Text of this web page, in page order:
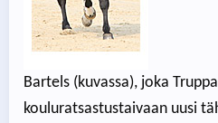
Bartels (kuvassa), joka
kouluratsastustaivaan uusi